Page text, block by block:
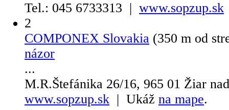
Tel.: 045 6733313 | www.sopzup.sk
2
COMPONEX Slovakia (350 m od
názor
...
M.R.Štefánika 26/16, 965 01 Žiar
www.sopzup.sk | Ukáž na mape.